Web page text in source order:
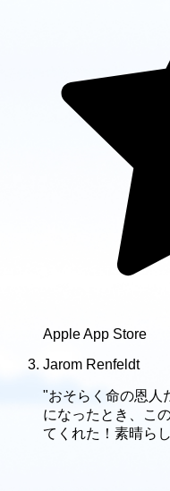
Apple App Store
Jarom Renfeldt
"おそらく命の恩人
になったとき、こ
てくれた！素晴ら